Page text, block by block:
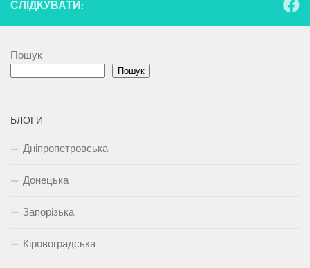
СЛІДКУВАТИ:
Пошук
Пошук
БЛОГИ
Дніпропетровська
Донецька
Запорізька
Кіровоградська